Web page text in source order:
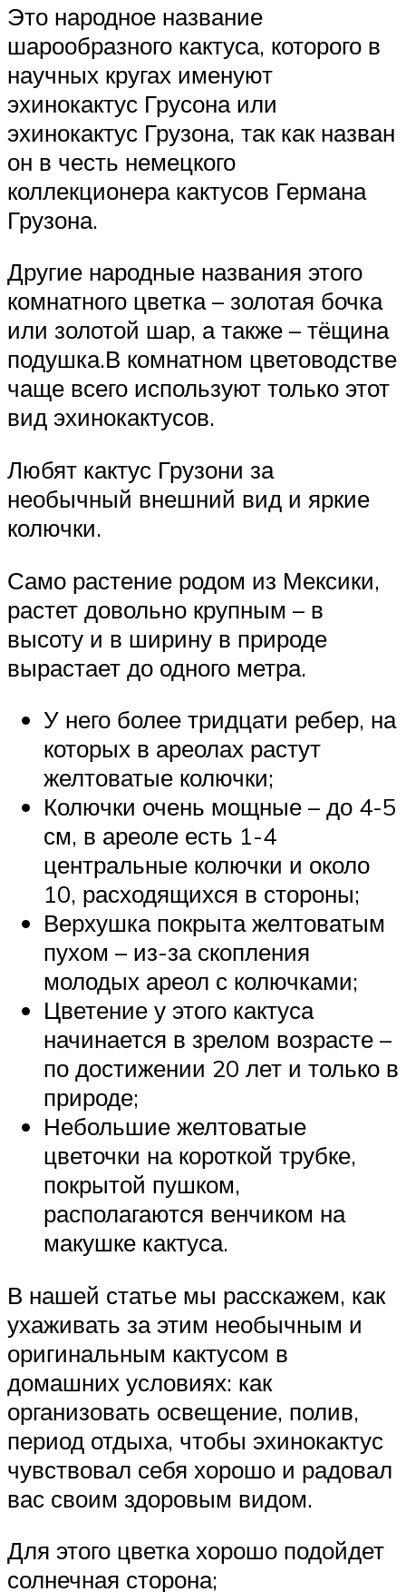
Это народное название
шарообразного кактуса, которого в
научных кругах именуют
эхинокактус Грусона или
эхинокактус Грузона, так как назван
он в честь немецкого
коллекционера кактусов Германа
Грузона.
Другие народные названия этого
комнатного цветка – золотая бочка
или золотой шар, а также – тёщина
подушка.В комнатном цветоводстве
чаще всего используют только этот
вид эхинокактусов.
Любят кактус Грузони за
необычный внешний вид и яркие
колючки.
Само растение родом из Мексики,
растет довольно крупным – в
высоту и в ширину в природе
вырастает до одного метра.
У него более тридцати ребер, на
которых в ареолах растут
желтоватые колючки;
Колючки очень мощные – до 4-5
см, в ареоле есть 1-4
центральные колючки и около
10, расходящихся в стороны;
Верхушка покрыта желтоватым
пухом – из-за скопления
молодых ареол с колючками;
Цветение у этого кактуса
начинается в зрелом возрасте –
по достижении 20 лет и только в
природе;
Небольшие желтоватые
цветочки на короткой трубке,
покрытой пушком,
располагаются венчиком на
макушке кактуса.
В нашей статье мы расскажем, как
ухаживать за этим необычным и
оригинальным кактусом в
домашних условиях: как
организовать освещение, полив,
период отдыха, чтобы эхинокактус
чувствовал себя хорошо и радовал
вас своим здоровым видом.
Для этого цветка хорошо подойдет
солнечная сторона;